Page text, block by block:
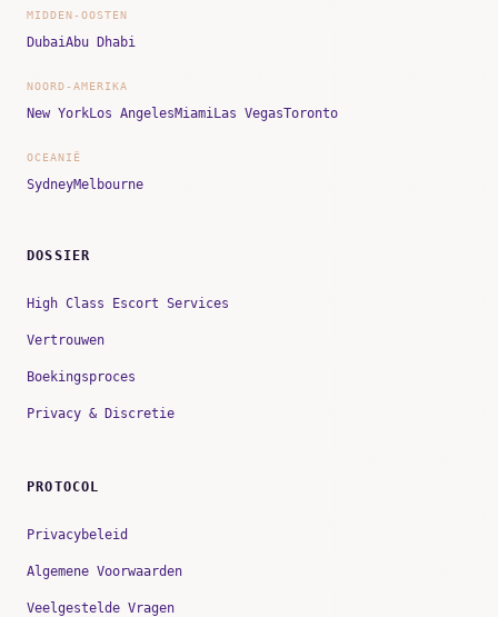
MIDDEN-OOSTEN
DubaiAbu Dhabi
NOORD-AMERIKA
New YorkLos AngelesMiamiLas VegasToronto
OCEANIË
SydneyMelbourne
DOSSIER
High Class Escort Services
Vertrouwen
Boekingsproces
Privacy & Discretie
PROTOCOL
Privacybeleid
Algemene Voorwaarden
Veelgestelde Vragen